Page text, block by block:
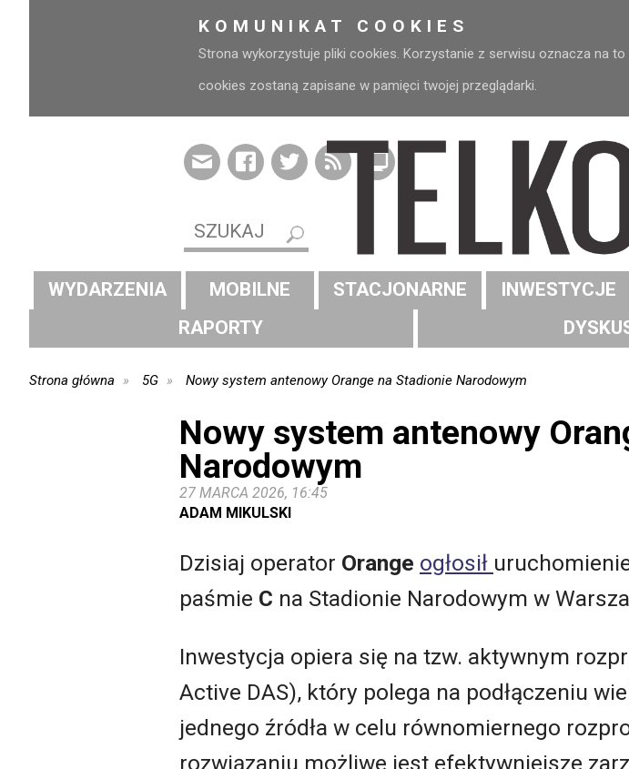
KOMUNIKAT COOKIES
Strona wykorzystuje pliki cookies. Korzystanie z serwisu oznacza na to
cookies zostaną zapisane w pamięci twojej przeglądarki.
WYDARZENIA MOBILNE STACJONARNE INWESTYCJE
RAPORTY
Strona główna 5G Nowy system antenowy Orange na Stadionie Narodowym
Nowy system antenowy
Narodowym
27 MARCA 2026, 16:45
ADAM MIKULSKI
Dzisiaj operator Orange ogłosił
paśmie C na Stadionie Narodowym w
Inwestycja opiera się na tzw. aktywnym
Active DAS), który polega na podłączeniu
jednego źródła w celu równomiernego
rozwiązaniu możliwe jest efektywniejsze